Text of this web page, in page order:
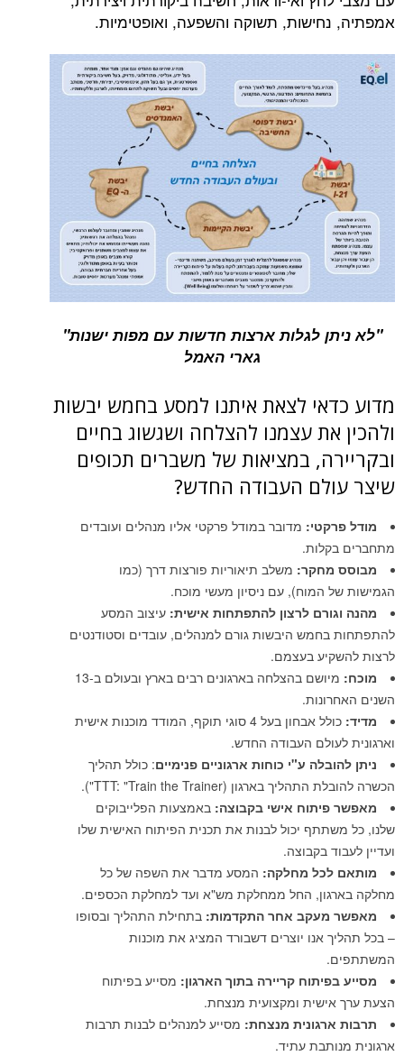
אמפתיה, נחישות, תשוקה והשפעה, ואופטימיות.
"לא ניתן לגלות ארצות חדשות עם מפות ישנות"
גארי האמל
מדוע כדאי לצאת איתנו למסע בחמש יבשות
ולהכין את עצמנו להצלחה ושגשוג בחיים
ובקריירה, במציאות של משברים תכופים
שיצר עולם העבודה החדש?
מודל פרקטי: מדובר במודל פרקטי אליו מנהלים ועובדים
מתחברים בקלות.
מבוסס מחקר: משלב תיאוריות פורצות דרך (כמו
הגמישות של המוח), עם ניסיון מעשי מוכח.
מהנה וגורם לרצון להתפתחות אישית: עיצוב המסע
להתפתחות בחמש היבשות גורם למנהלים, עובדים וסטודנטים
לרצות להשקיע בעצמם.
מוכח:
מיושם בהצלחה בארגונים רבים בארץ ובעולם ב-13
השנים האחרונות.
מדיד:
כולל אבחון בעל 4 סוגי תוקף, המודד מוכנות אישית
וארגונית לעולם העבודה החדש.
ניתן להובלה ע"י כוחות ארגוניים פנימיים: כולל תהליך
הכשרה להובלת התהליך בארגון (TTT: "Train the Trainer").
מאפשר פיתוח אישי בקבוצה: באמצעות הפלייבוקים
שלנו, כל משתתף יכול לבנות את תכנית הפיתוח האישית שלו
ועדיין לעבוד בקבוצה.
מותאם לכל מחלקה: המסע מדבר את השפה של כל
מחלקה בארגון, החל ממחלקת מש"א ועד למחלקת הכספים.
מאפשר מעקב אחר התקדמות: בתחילת התהליך ובסופו
– בכל תהליך אנו יוצרים דשבורד המציג את מוכנות
המשתתפים.
מסייע בפיתוח קריירה בתוך הארגון: מסייע בפיתוח
הצעת ערך אישית ומקצועית מנצחת.
תרבות ארגונית מנצחת: מסייע למנהלים לבנות תרבות
ארגונית מנותבת עתיד.